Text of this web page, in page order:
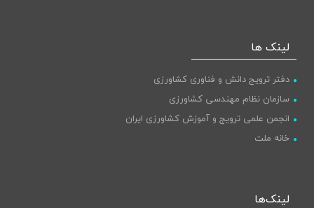
لینک ها
دفتر ترویج دانش و فناوری کشاورزی
سازمان نظام مهندسی کشاورزی
انجمن علمی ترویج و آموزش کشاورزی ایران
خانه ملت
لینک‌ها